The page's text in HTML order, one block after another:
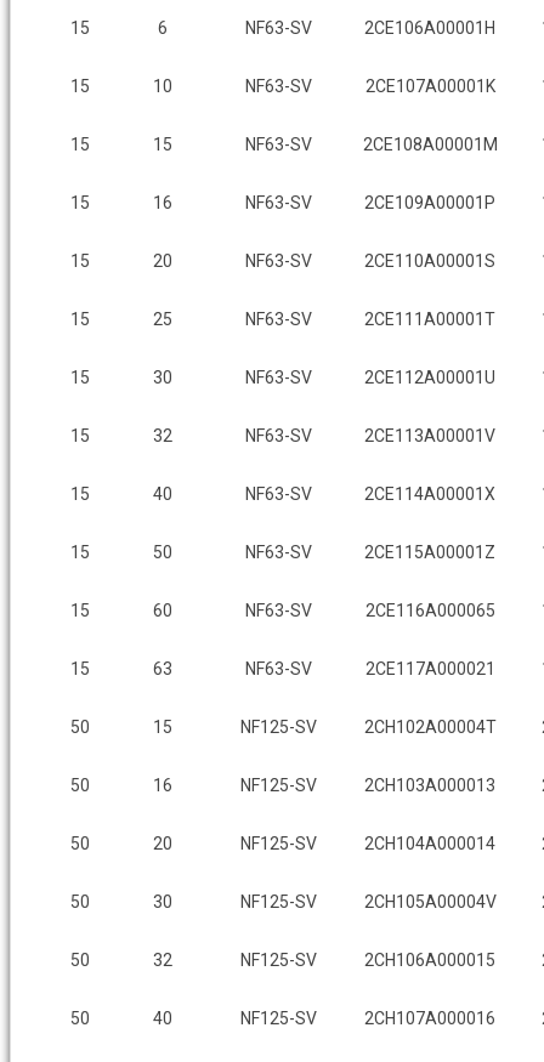
15 6 NF63-SV 2CE106A00001H
15 10 NF63-SV 2CE107A00001K
15 15 NF63-SV 2CE108A00001M
15 16 NF63-SV 2CE109A00001P
15 20 NF63-SV 2CE110A00001S
15 25 NF63-SV 2CE111A00001T
15 30 NF63-SV 2CE112A00001U
15 32 NF63-SV 2CE113A00001V
15 40 NF63-SV 2CE114A00001X
15 50 NF63-SV 2CE115A00001Z
15 60 NF63-SV 2CE116A000065
15 63 NF63-SV 2CE117A000021
50 15 NF125-SV 2CH102A00004T
50 16 NF125-SV 2CH103A000013
50 20 NF125-SV 2CH104A000014
50 30 NF125-SV 2CH105A00004V
50 32 NF125-SV 2CH106A000015
50 40 NF125-SV 2CH107A000016